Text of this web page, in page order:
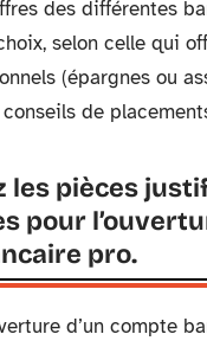
des différentes
selon celle qui
(épargnes ou
de
les pièces
pour
pro.
d’un compte